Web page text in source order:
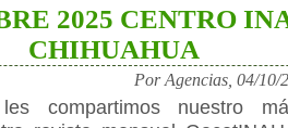
2025 CENTRO
CHIHUAHUA
Por Agencias, 04/10/
compartimos nuestro